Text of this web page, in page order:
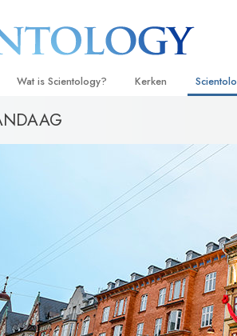
Wat is Scientology?
Overtuigingen & Praktijken
De Credo’s en Codes van Scientology
Wat scientologen zeggen over
Maak kennis met een scientoloog
De Grondbeginselen van Scientology
Een Inleiding tot Dianetics
Kerken
Ideale Scientology
Hogere Organisaties
Scientology
hele wereld
David